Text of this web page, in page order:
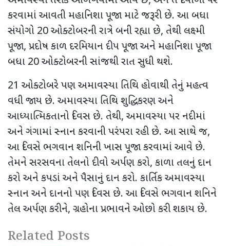
કરવામાં આવતી મહાનિશા પૂજા માટે જરૂરી છે. આ બધા
સંયોગો 20ઓક્ટોબરની રાત્રે બની રહ્યા છે, તેથી લક્ષ્મી
પૂજા, પ્રદોષ કાળ દરમિયાન દીપ પૂજા અને મહાનિશા પૂજા
બધા 20ઓક્ટોબરની સાંજથી રાત સુધી થશે.
21 ઓક્ટોબરે પણ અમાવસ્યા તિથિ હોવાથી તેનું મહત્વ
વધી જાય છે. અમાવસ્યા તિથિ શુદ્ધિકરણ અને
આધ્યાત્મિકતાનો દિવસ છે. તેથી, અમાવસ્યા પર નદીમાં
અને ગંગામાં સ્નાન કરવાની પરંપરા રહી છે. આ સાથે જ,
આ દિવસે ભગવાન શનિની ખાસ પૂજા કરવામાં આવે છે.
તેમને સરસવના તેલનો દીવો અર્પણ કરો, કાળા તલનું દાન
કરો અને કપડાં અને પૈસાનું દાન કરો. કાર્તિક અમાવસ્યા
સ્નાન અને દાનનો પણ દિવસ છે. આ દિવસે ભગવાન શનિને
તેલ અર્પણ કરીને, ગ્રહોના પ્રભાવને ઓછો કરી શકાય છે.
Related Posts